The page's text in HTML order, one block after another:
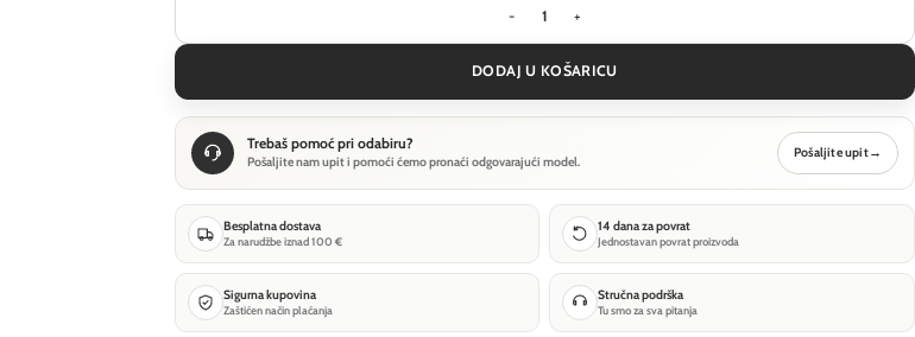
Krajobrazna svjetiljka Outdoor Sleek - Grafitna -
DODAJ U KOŠARICU
Trebaš pomoć pri odabiru?
Pošaljite nam upit i pomoći ćemo pronaći odgovarajući model.
Pošaljite upit→
Besplatna dostava
Za narudžbe iznad 100 €
14 dana za povrat
Jednostavan povrat proizvoda
Sigurna kupovina
Zaštićen način plaćanja
Stručna podrška
Tu smo za sva pitanja